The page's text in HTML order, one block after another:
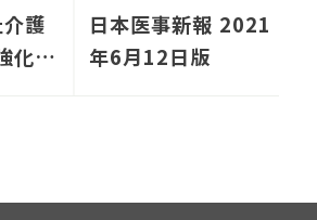
護
化に
日本医事新報 2021
年6月12日版